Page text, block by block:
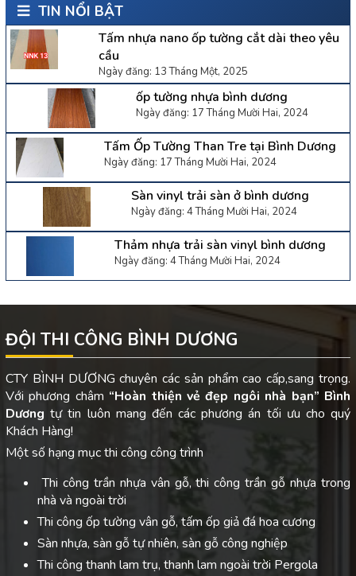
TIN NỔI BẬT
Tấm nhựa nano ốp tường cắt dài theo yêu
cầu
Ngày đăng: 13 Tháng Một, 2025
ốp tường nhựa bình dương
Ngày đăng: 17 Tháng Mười Hai, 2024
Tấm Ốp Tường Than Tre tại Bình Dương
Ngày đăng: 17 Tháng Mười Hai, 2024
Sàn vinyl trải sàn ở bình dương
Ngày đăng: 4 Tháng Mười Hai, 2024
Thảm nhựa trải sàn vinyl bình dương
Ngày đăng: 4 Tháng Mười Hai, 2024
ĐỘI THI CÔNG BÌNH DƯƠNG
CTY BÌNH DƯƠNG chuyên các sản phẩm cao cấp,sang trọng.
Với phương châm “Hoàn thiện vẻ đẹp ngôi nhà bạn” Bình
Dươngtự tin luôn mang đến các phương án tối ưu cho quý
Khách Hàng!
Một số hạng mục thi công công trình
Thi công trần nhựa vân gỗ, thi công trần gỗ nhựa trong
nhà và ngoài trời
Thi công ốp tường vân gỗ, tấm ốp giả đá hoa cương
Sàn nhựa, sàn gỗ tự nhiên, sàn gỗ công nghiệp
Thi công thanh lam trụ, thanh lam ngoài trời Pergola